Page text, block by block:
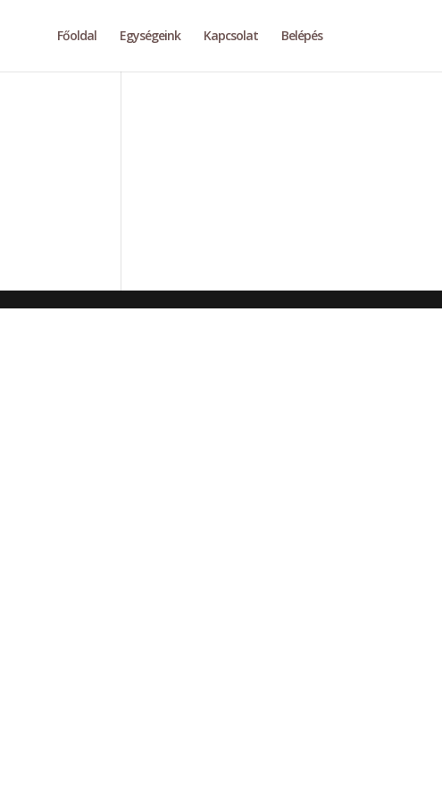
Főoldal Egységeink Kapcsolat Belépés